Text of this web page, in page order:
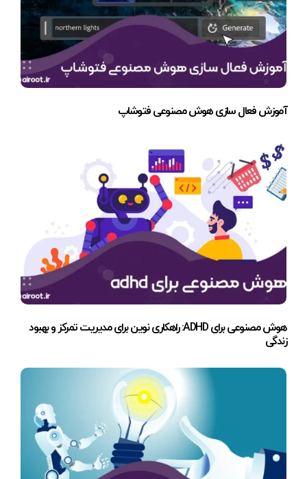
آموزش فعال سازی هوش مصنوعی فتوشاپ
هوش مصنوعی برای ADHD: راهکاری نوین برای مدیریت تمرکز و بهبود
زندگی